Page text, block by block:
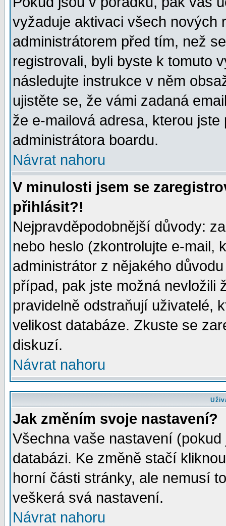
vyžaduje aktivaci všech nových
administrátorem před tím, než
registrovali, byli byste k tomuto
následujte instrukce v něm
ujistěte se, že vámi zadaná
že e-mailová adresa, kterou
administrátora boardu.
Návrat nahoru
V minulosti jsem se
přihlásit?!
Nejpravděpodobnější důvody:
nebo heslo (zkontrolujte e-mail,
administrátor z nějakého
případ, pak jste možná nevložili
pravidelně odstraňují uživatelé,
velikost databáze. Zkuste se
diskuzí.
Návrat nahoru
Jak změním svoje nastavení?
Všechna vaše nastavení
databázi. Ke změně stačí
horní části stránky, ale nemusí
veškerá svá nastavení.
Návrat nahoru